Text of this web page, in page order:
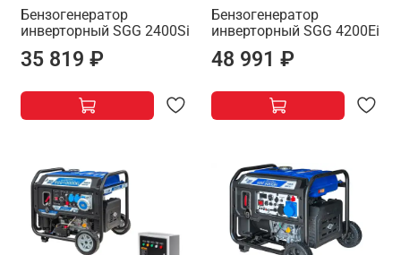
Бензогенератор
инверторный SGG 2400Si
35 819 ₽
Бензогенератор
инверторный SGG 4200Ei
48 991 ₽